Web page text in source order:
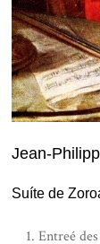
Jean-
Suíte de
Entreé